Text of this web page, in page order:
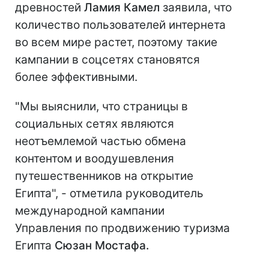
древностей Ламия Камел заявила, что
количество пользователей интернета
во всем мире растет, поэтому такие
кампании в соцсетях становятся
более эффективными.
"Мы выяснили, что страницы в
социальных сетях являются
неотъемлемой частью обмена
контентом и воодушевления
путешественников на открытие
Египта", - отметила руководитель
международной кампании
Управления по продвижению туризма
Египта Сюзан Мостафа.